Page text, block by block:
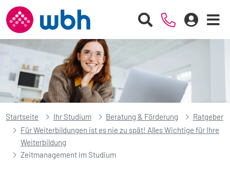
Startseite Ihr Studium Beratung & Förderung
Ratgeber
Für Weiterbildungen ist es nie zu spät! Alles Wichtige für Ihre
Weiterbildung
Zeitmanagement im Studium